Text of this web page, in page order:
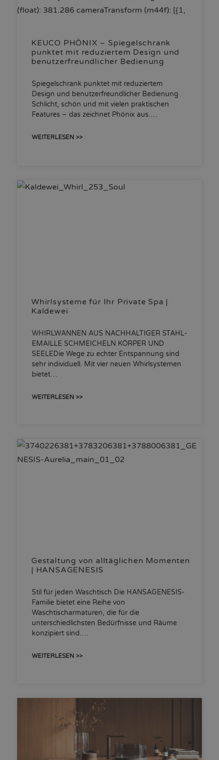
KEUCO PHÖNIX – Spiegelschrank
punktet mit reduziertem Design und
benutzerfreundlicher Bedienung
Spiegelschrank punktet mit reduziertem
Design und benutzerfreundlicher Bedienung
Schlicht, schön und mit vielen praktischen
Features – das zeichnet Phönix aus.…
WEITERLESEN >>
Whirlsysteme für Ihr Private Spa |
Kaldewei
WHIRLWANNEN AUS NACHHALTIGER STAHL-
EMAILLE SCHMEICHELN KÖRPER UND
SEELEDie Wege zu echter Entspannung sind
sehr individuell. Mit vier neuen Whirlsystemen
bietet…
WEITERLESEN >>
Gestaltung von alltäglichen Momenten
| HANSAGENESIS
Stil für jeden Waschtisch Die HANSAGENESIS-
Familie bietet eine Reihe von
Waschtischarmaturen, die für die
unterschiedlichsten Bedürfnisse und Räume
konzipiert sind.…
WEITERLESEN >>